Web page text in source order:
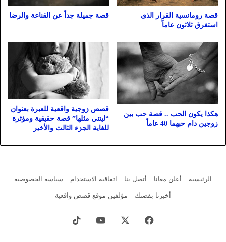
قصة رومانسية القرار الذى
استغرق ثلاثون عاماً
قصة جميلة جداً عن القناعة والرضا
هكذا يكون الحب .. قصة حب بين
زوجين دام حبهما 40 عاماً
قصص زوجية واقعية للعبرة بعنوان
“ليتني مثلها” قصة حقيقية ومؤثرة
للغاية الجزء الثالث والأخير
الرئيسية أعلن معانا أتصل بنا اتفاقية الاستخدام
سياسة الخصوصية
أخبرنا بقصتك
مؤلفين موقع قصص واقعية
فيسبوك يوتيوب